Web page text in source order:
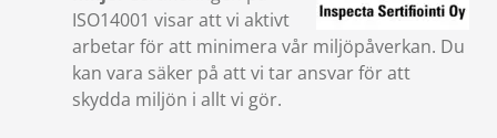
ISO14001 visar att vi aktivt
arbetar för att minimera vår miljöpåverkan. Du
kan vara säker på att vi tar ansvar för att
skydda miljön i allt vi gör.